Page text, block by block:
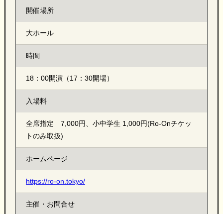
開催場所
大ホール
時間
18：00開演（17：30開場）
入場料
全席指定 7,000円、小中学生 1,000円(Ro-Onチケッ
トのみ取扱)
ホームページ
https://ro-on.tokyo/
主催・お問合せ